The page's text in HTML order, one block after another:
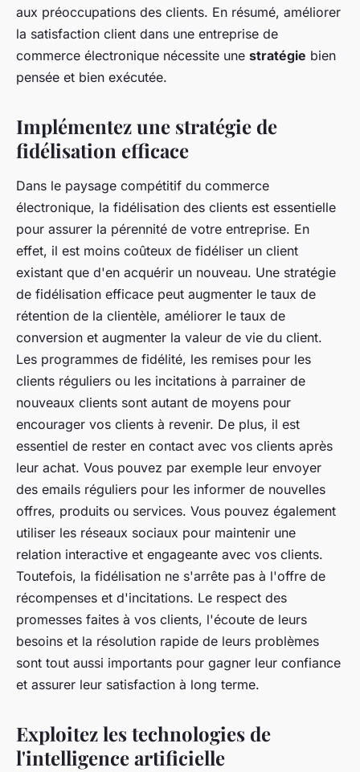
aux préoccupations des clients. En résumé, améliorer
la satisfaction client dans une entreprise de
commerce électronique nécessite une stratégie bien
pensée et bien exécutée.
Implémentez une stratégie de
fidélisation efficace
Dans le paysage compétitif du commerce
électronique, la fidélisation des clients est essentielle
pour assurer la pérennité de votre entreprise. En
effet, il est moins coûteux de fidéliser un client
existant que d'en acquérir un nouveau. Une stratégie
de fidélisation efficace peut augmenter le taux de
rétention de la clientèle, améliorer le taux de
conversion et augmenter la valeur de vie du client.
Les programmes de fidélité, les remises pour les
clients réguliers ou les incitations à parrainer de
nouveaux clients sont autant de moyens pour
encourager vos clients à revenir. De plus, il est
essentiel de rester en contact avec vos clients après
leur achat. Vous pouvez par exemple leur envoyer
des emails réguliers pour les informer de nouvelles
offres, produits ou services. Vous pouvez également
utiliser les réseaux sociaux pour maintenir une
relation interactive et engageante avec vos clients.
Toutefois, la fidélisation ne s'arrête pas à l'offre de
récompenses et d'incitations. Le respect des
promesses faites à vos clients, l'écoute de leurs
besoins et la résolution rapide de leurs problèmes
sont tout aussi importants pour gagner leur confiance
et assurer leur satisfaction à long terme.
Exploitez les technologies de
l'intelligence artificielle